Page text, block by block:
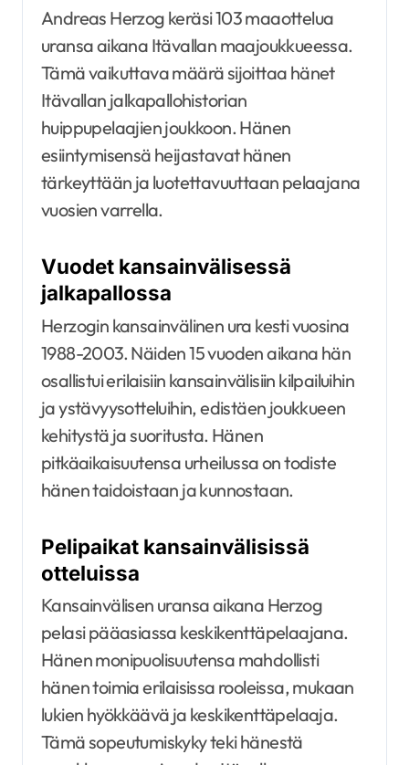
Andreas Herzog keräsi 103 maaottelua
uransa aikana Itävallan maajoukkueessa.
Tämä vaikuttava määrä sijoittaa hänet
Itävallan jalkapallohistorian
huippupelaajien joukkoon. Hänen
esiintymisensä heijastavat hänen
tärkeyttään ja luotettavuuttaan pelaajana
vuosien varrella.
Vuodet kansainvälisessä
jalkapallossa
Herzogin kansainvälinen ura kesti vuosina
1988-2003. Näiden 15 vuoden aikana hän
osallistui erilaisiin kansainvälisiin kilpailuihin
ja ystävyysotteluihin, edistäen joukkueen
kehitystä ja suoritusta. Hänen
pitkäaikaisuutensa urheilussa on todiste
hänen taidoistaan ja kunnostaan.
Pelipaikat kansainvälisissä
otteluissa
Kansainvälisen uransa aikana Herzog
pelasi pääasiassa keskikenttäpelaajana.
Hänen monipuolisuutensa mahdollisti
hänen toimia erilaisissa rooleissa, mukaan
lukien hyökkäävä ja keskikenttäpelaaja.
Tämä sopeutumiskyky teki hänestä